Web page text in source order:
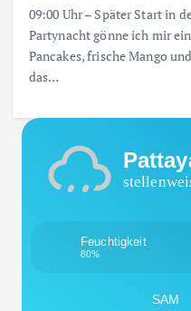
09:00 Uhr – Später Start in
Partynacht gönne ich mir
Pancakes, frische Mango
das…
Feuchtigkeit
80%
SAM